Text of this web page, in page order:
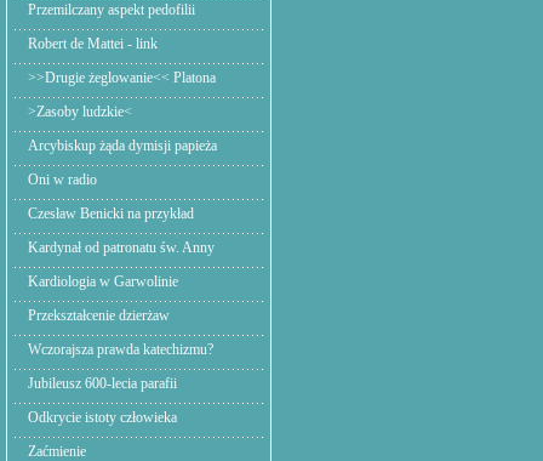
Przemilczany aspekt pedofilii
Robert de Mattei - link
>>Drugie żeglowanie<< Platona
>Zasoby ludzkie<
Arcybiskup żąda dymisji papieża
Oni w radio
Czesław Benicki na przykład
Kardynał od patronatu św. Anny
Kardiologia w Garwolinie
Przekształcenie dzierżaw
Wczorajsza prawda katechizmu?
Jubileusz 600-lecia parafii
Odkrycie istoty człowieka
Zaćmienie